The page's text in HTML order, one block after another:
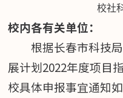
校社
校内各有关单位：
根据长春市科技
展计划2022年度项目
校具体申报事宜通知如